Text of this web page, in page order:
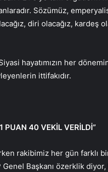
Sözümüz,
diri olacağız, kardeş
hayatımızın her
ittifakıdır.
PUAN 40 VEKİL VERİLDİ”
rakibimiz her gün farklı
Başkanı özerklik